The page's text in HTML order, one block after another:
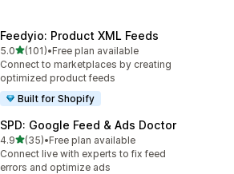
Feedyio: Product XML Feeds
5.0เต็ม 5 ดาว
(101)
ทั้งหมด 101 รีวิว
•Free plan available
Connect to marketplaces by creating
optimized product feeds
Built for Shopify
SPD: Google Feed & Ads Doctor
4.9เต็ม 5 ดาว
(35)
ทั้งหมด 35 รีวิว
•Free plan available
Connect live with experts to fix feed
errors and optimize ads